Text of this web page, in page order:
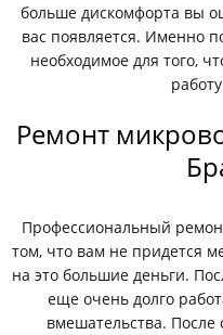
больше дискомфорта вы
вас появляется. Именно
необходимое для того,
Ремонт
Профессиональный
том, что вам не придется
на это большие деньги.
еще очень долго
вмешательства.